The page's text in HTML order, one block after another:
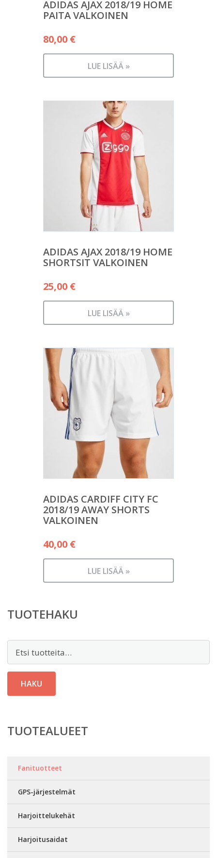
ADIDAS AJAX 2018/19 HOME
PAITA VALKOINEN
80,00 €
LUE LISÄÄ »
ADIDAS AJAX 2018/19 HOME
SHORTSIT VALKOINEN
25,00 €
LUE LISÄÄ »
ADIDAS CARDIFF CITY FC
2018/19 AWAY SHORTS
VALKOINEN
40,00 €
LUE LISÄÄ »
TUOTEHAKU
HAKU
TUOTEALUEET
Fanituotteet
GPS-järjestelmät
Harjoittelukehät
Harjoitusaidat